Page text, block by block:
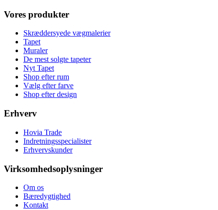
Vores produkter
Skræddersyede vægmalerier
Tapet
Muraler
De mest solgte tapeter
Nyt Tapet
Shop efter rum
Vælg efter farve
Shop efter design
Erhverv
Hovia Trade
Indretningsspecialister
Erhvervskunder
Virksomhedsoplysninger
Om os
Bæredygtighed
Kontakt